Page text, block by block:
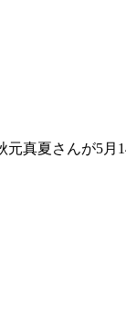
真夏さんが5月